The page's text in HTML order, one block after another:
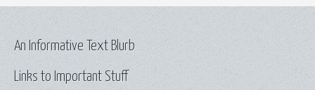
Links to Important Stuff
An Informative Text Blurb